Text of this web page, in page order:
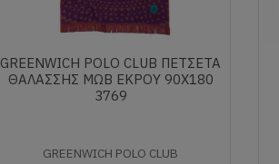
GREENWICH POLO CLUB ΠΕΤΣΕΤΑ
ΘΑΛΑΣΣΗΣ ΜΩΒ ΕΚΡΟΥ 90Χ180
3769
GREENWICH POLO CLUB